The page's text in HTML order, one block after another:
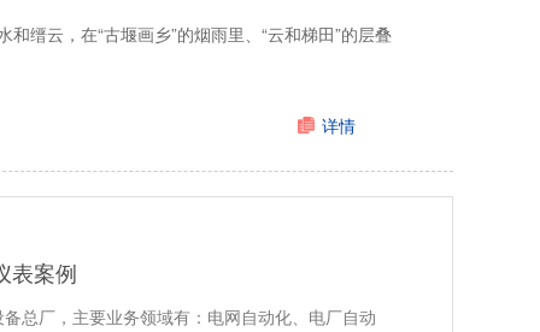
缙云，在“古堰画乡”的烟雨里、“云和梯田”的层叠
详情
表案例
总厂，主要业务领域有：电网自动化、电厂自动